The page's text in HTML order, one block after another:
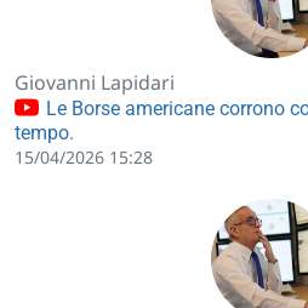
Giovanni Lapidari
Le Borse americane corrono
tempo.
15/04/2026 15:28